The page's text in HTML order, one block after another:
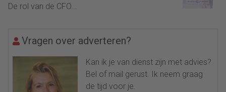
De rol van de CFO...
Vragen over adverteren?
Kan ik je van dienst zijn met advies?
Bel of mail gerust. Ik neem graag
de tijd voor je.